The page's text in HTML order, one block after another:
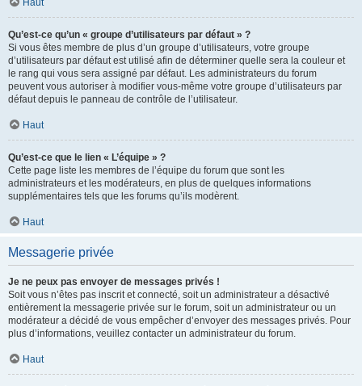
Haut
Qu’est-ce qu’un « groupe d’utilisateurs par défaut » ?
Si vous êtes membre de plus d’un groupe d’utilisateurs, votre groupe
d’utilisateurs par défaut est utilisé afin de déterminer quelle sera la couleur et
le rang qui vous sera assigné par défaut. Les administrateurs du forum
peuvent vous autoriser à modifier vous-même votre groupe d’utilisateurs par
défaut depuis le panneau de contrôle de l’utilisateur.
Haut
Qu’est-ce que le lien « L’équipe » ?
Cette page liste les membres de l’équipe du forum que sont les
administrateurs et les modérateurs, en plus de quelques informations
supplémentaires tels que les forums qu’ils modèrent.
Haut
Messagerie privée
Je ne peux pas envoyer de messages privés !
Soit vous n’êtes pas inscrit et connecté, soit un administrateur a désactivé
entièrement la messagerie privée sur le forum, soit un administrateur ou un
modérateur a décidé de vous empêcher d’envoyer des messages privés. Pour
plus d’informations, veuillez contacter un administrateur du forum.
Haut